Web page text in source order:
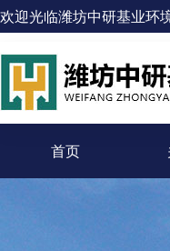
欢迎光临潍坊中研基业环
首页